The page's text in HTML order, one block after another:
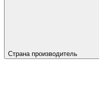
Страна производитель